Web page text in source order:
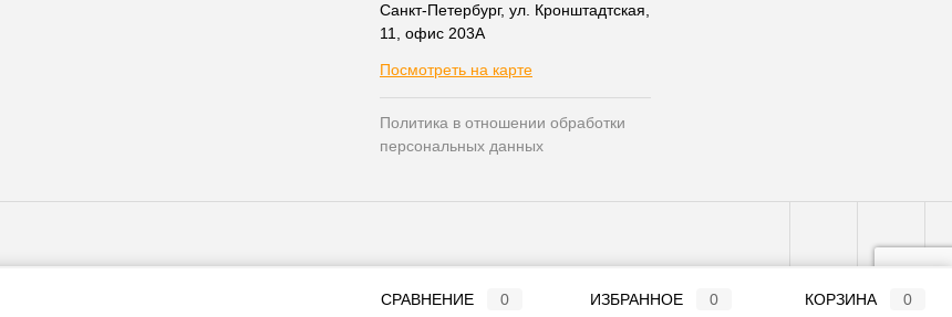
Санкт-Петербург, ул. Кронштадтская,
11, офис 203А
Посмотреть на карте
Политика в отношении обработки
персональных данных
СРАВНЕНИЕ 0 ИЗБРАННОЕ 0 КОРЗИНА 0